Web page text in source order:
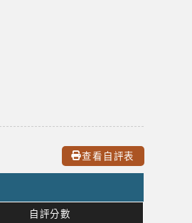
查看自評表
自評分數